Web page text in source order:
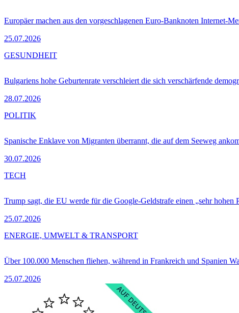
Europäer machen aus den vorgeschlagenen Euro-Banknoten Internet-
25.07.2026
Bulgariens hohe Geburtenrate verschleiert die sich verschärfende
28.07.2026
GESUNDHEIT
Spanische Enklave von Migranten überrannt, die auf dem Seeweg
30.07.2026
POLITIK
Trump sagt, die EU werde für die Google-Geldstrafe einen „sehr hohen
25.07.2026
TECH
Über 100.000 Menschen fliehen, während in Frankreich und Spanien
25.07.2026
ENERGIE, UMWELT & TRANSPORT